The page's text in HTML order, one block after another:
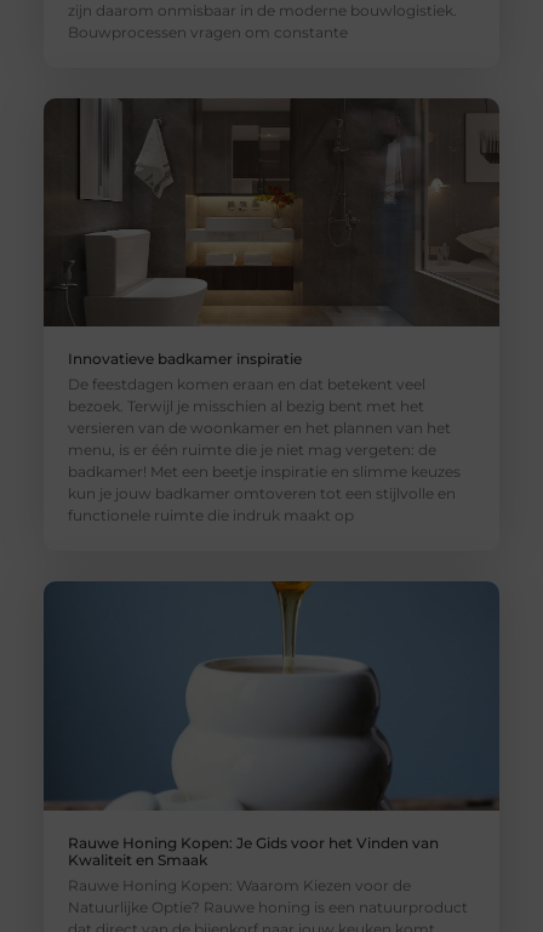
zijn daarom onmisbaar in de moderne bouwlogistiek.
Bouwprocessen vragen om constante
Innovatieve badkamer inspiratie
De feestdagen komen eraan en dat betekent veel
bezoek. Terwijl je misschien al bezig bent met het
versieren van de woonkamer en het plannen van het
menu, is er één ruimte die je niet mag vergeten: de
badkamer! Met een beetje inspiratie en slimme keuzes
kun je jouw badkamer omtoveren tot een stijlvolle en
functionele ruimte die indruk maakt op
Rauwe Honing Kopen: Je Gids voor het Vinden van
Kwaliteit en Smaak
Rauwe Honing Kopen: Waarom Kiezen voor de
Natuurlijke Optie? Rauwe honing is een natuurproduct